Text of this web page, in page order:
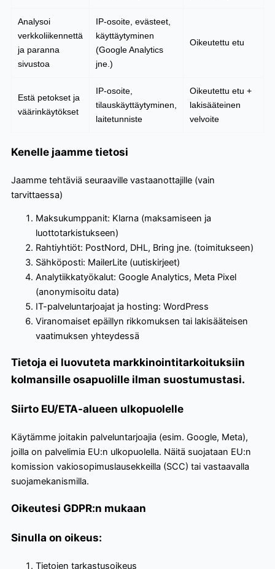
Analysoi
verkkoliikennettä
ja paranna
sivustoa
IP-osoite, evästeet,
käyttäytyminen
(Google Analytics
jne.)
Oikeutettu etu
Estä petokset ja
väärinkäytökset
IP-osoite,
tilauskäyttäytyminen,
laitetunniste
Oikeutettu etu +
lakisääteinen
velvoite
Kenelle jaamme tietosi
Jaamme tehtäviä seuraaville vastaanottajille (vain
tarvittaessa)
Maksukumppanit: Klarna (maksamiseen ja
luottotarkistukseen)
Rahtiyhtiöt: PostNord, DHL, Bring jne. (toimitukseen)
Sähköposti: MailerLite (uutiskirjeet)
Analytiikkatyökalut: Google Analytics, Meta Pixel
(anonymisoitu data)
IT-palveluntarjoajat ja hosting: WordPress
Viranomaiset epäillyn rikkomuksen tai lakisääteisen
vaatimuksen yhteydessä
Tietoja ei luovuteta markkinointitarkoituksiin
kolmansille osapuolille ilman suostumustasi.
Siirto EU/ETA-alueen ulkopuolelle
Käytämme joitakin palveluntarjoajia (esim. Google, Meta),
joilla on palvelimia EU:n ulkopuolella. Näitä suojataan EU:n
komission vakiosopimuslausekkeilla (SCC) tai vastaavalla
suojamekanismilla.
Oikeutesi GDPR:n mukaan
Sinulla on oikeus:
Tietojen tarkastusoikeus